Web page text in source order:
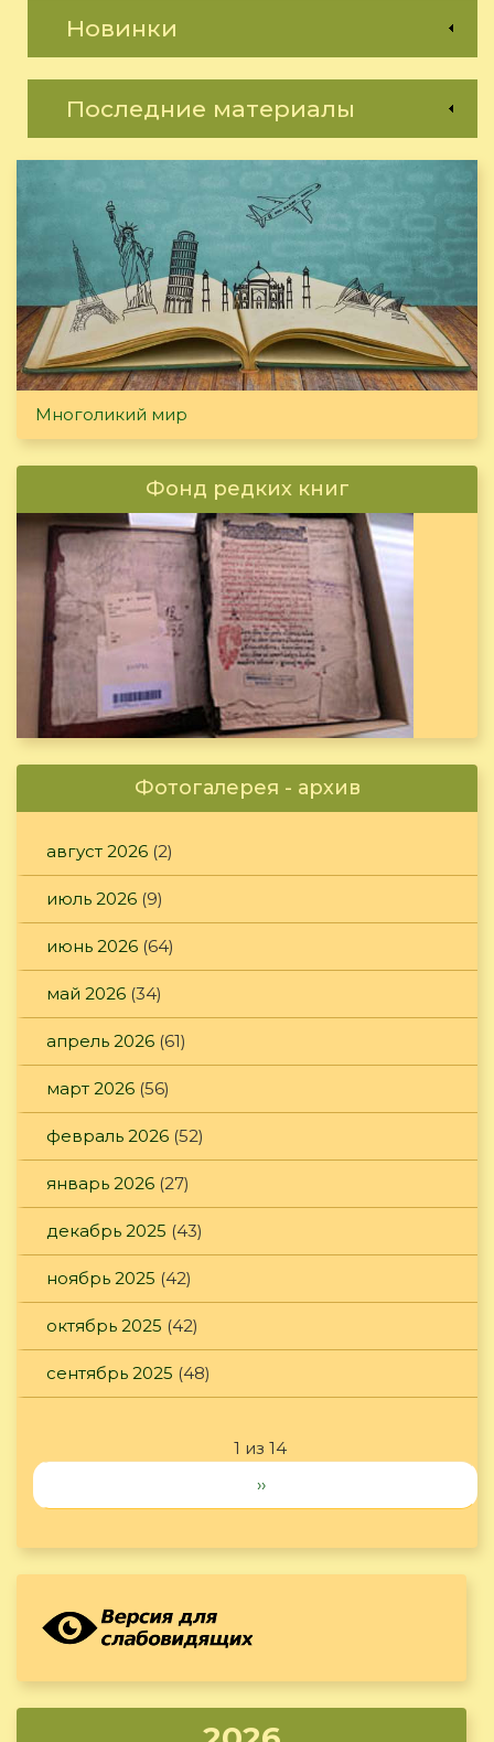
Новинки
Последние материалы
Многоликий мир
Фонд редких книг
Фотогалерея - архив
август 2026 (2)
июль 2026 (9)
июнь 2026 (64)
май 2026 (34)
апрель 2026 (61)
март 2026 (56)
февраль 2026 (52)
январь 2026 (27)
декабрь 2025 (43)
ноябрь 2025 (42)
октябрь 2025 (42)
сентябрь 2025 (48)
1 из 14
››